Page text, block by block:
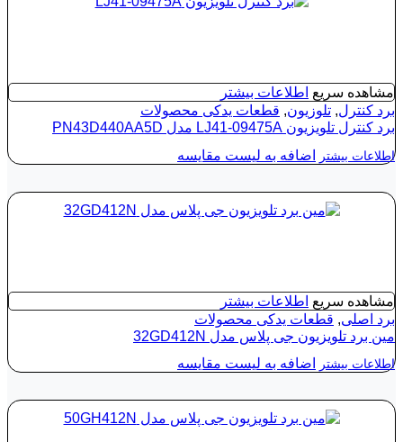
مشاهده سریع اطلاعات بیشتر
برد کنترل, تلوزیون, قطعات یدکی محصولات
برد کنترل تلویزیون LJ41-09475A مدل PN43D440AA5D
اطلاعات بیشتر اضافه به لیست مقایسه
مشاهده سریع اطلاعات بیشتر
برد اصلی, قطعات یدکی محصولات
مین برد تلویزیون جی پلاس مدل 32GD412N
اطلاعات بیشتر اضافه به لیست مقایسه